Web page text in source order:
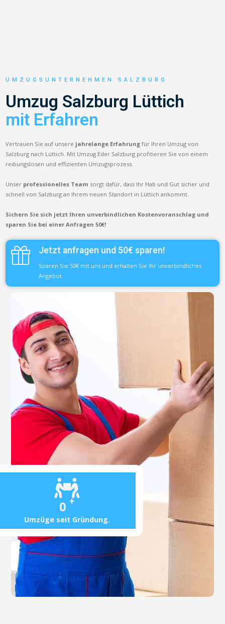
0 +
Umzüge seit Gründung.
UMZUGSUNTERNEHMEN SALZBURG
Umzug Salzburg Lüttich
mit Erfahren
Vertrauen Sie auf unsere jahrelange Erfahrung für Ihren Umzug von
Salzburg nach Lüttich. Mit Umzug Eder Salzburg profitieren Sie von einem
reibungslosen und effizienten Umzugsprozess.
Unser professionelles Team sorgt dafür, dass Ihr Hab und Gut sicher und
schnell von Salzburg an Ihrem neuen Standort in Lüttich ankommt.
Sichern Sie sich jetzt Ihren unverbindlichen Kostenvoranschlag und
sparen Sie bei einer Anfragen 50€!
Jetzt anfragen und 50€ sparen!
Sparen Sie 50€ mit uns und erhalten Sie Ihr unverbindliches
Angebot.